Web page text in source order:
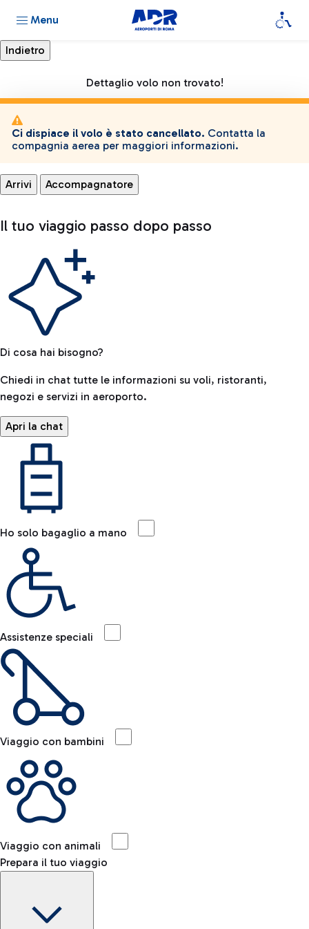
Menu
Dettaglio volo non trovato!
Ci dispiace il volo è stato cancellato. Contatta la
compagnia aerea per maggiori informazioni.
Arrivi Accompagnatore
Il tuo viaggio passo dopo passo
Di cosa hai bisogno?
Chiedi in chat tutte le informazioni su voli, ristoranti,
negozi e servizi in aeroporto.
Apri la chat
Ho solo bagaglio a mano
Assistenze speciali
Viaggio con bambini
Viaggio con animali
Prepara il tuo viaggio